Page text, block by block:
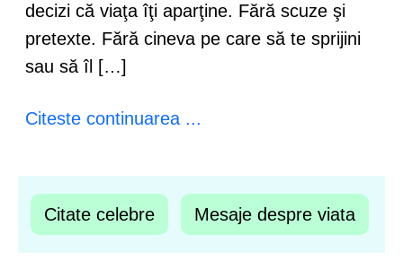
decizi că viaţa îţi aparţine. Fără scuze şi
pretexte. Fără cineva pe care să te sprijini
sau să îl […]
Citeste continuarea ...
Citate celebre Mesaje despre viata